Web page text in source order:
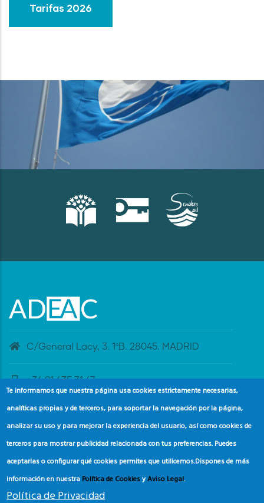
Tarifas 2026
C/General Lacy, 3. 1ºB. 28045. MADRID
+34 91 435 31 47
banderaazul@adeac.es
Te informamos que nuestra página usa cookies estrictamente necesarias,
analíticas propias y de terceros, para soportar la navegación por la página,
analizar su uso y para mejorar la experiencia del usuario, así como cookies de
terceros para mostrar publicidad relacionada con tus preferencias. Puedes
aceptarlas o configurar qué cookies permites que utilicemos.Dispones de más
información en nuestra Política de CookiesyAviso Legal.
Política de Privacidad